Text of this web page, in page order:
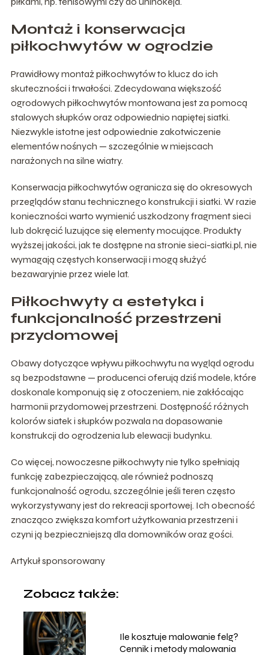
Montaż i konserwacja
piłkochwytów w ogrodzie
Prawidłowy montaż piłkochwytów to klucz do ich
skuteczności i trwałości. Zdecydowana większość
ogrodowych piłkochwytów montowana jest za pomocą
stalowych słupków oraz odpowiednio napiętej siatki.
Niezwykle istotne jest odpowiednie zakotwiczenie
elementów nośnych — szczególnie w miejscach
narażonych na silne wiatry.
Konserwacja piłkochwytów ogranicza się do okresowych
przeglądów stanu technicznego konstrukcji i siatki. W razie
konieczności warto wymienić uszkodzony fragment sieci
lub dokręcić luzujące się elementy mocujące. Produkty
wyższej jakości, jak te dostępne na stronie sieci-siatki.pl, nie
wymagają częstych konserwacji i mogą służyć
bezawaryjnie przez wiele lat.
Piłkochwyty a estetyka i
funkcjonalność przestrzeni
przydomowej
Obawy dotyczące wpływu piłkochwytu na wygląd ogrodu
są bezpodstawne — producenci oferują dziś modele, które
doskonale komponują się z otoczeniem, nie zakłócając
harmonii przydomowej przestrzeni. Dostępność różnych
kolorów siatek i słupków pozwala na dopasowanie
konstrukcji do ogrodzenia lub elewacji budynku.
Co więcej, nowoczesne piłkochwyty nie tylko spełniają
funkcję zabezpieczającą, ale również podnoszą
funkcjonalność ogrodu, szczególnie jeśli teren często
wykorzystywany jest do rekreacji sportowej. Ich obecność
znacząco zwiększa komfort użytkowania przestrzeni i
czyni ją bezpieczniejszą dla domowników oraz gości.
Artykuł sponsorowany
Zobacz także:
Ile kosztuje malowanie felg?
Cennik i metody malowania